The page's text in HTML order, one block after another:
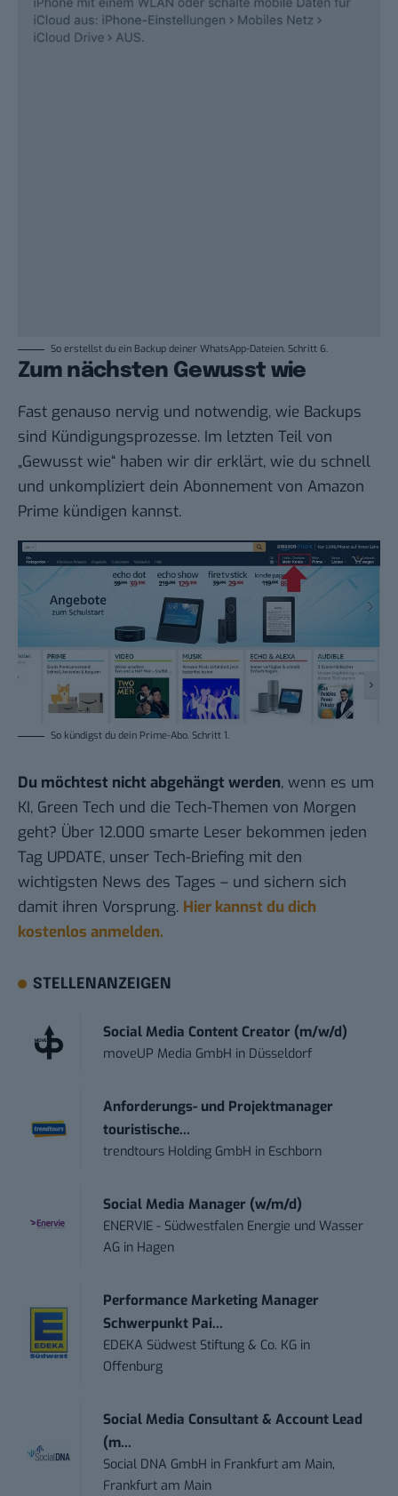
So erstellst du ein Backup deiner WhatsApp-Dateien. Schritt 6.
Zum nächsten Gewusst wie
Fast genauso nervig und notwendig, wie Backups
sind Kündigungsprozesse. Im letzten Teil von
„Gewusst wie“ haben wir dir erklärt, wie du schnell
und unkompliziert dein Abonnement von Amazon
Prime kündigen kannst.
So kündigst du dein Prime-Abo. Schritt 1.
Du möchtest nicht abgehängt werden, wenn es um
KI, Green Tech und die Tech-Themen von Morgen
geht? Über 12.000 smarte Leser bekommen jeden
Tag UPDATE, unser Tech-Briefing mit den
wichtigsten News des Tages – und sichern sich
damit ihren Vorsprung. Hier kannst du dich
kostenlos anmelden.
STELLENANZEIGEN
Social Media Content Creator (m/w/d)
moveUP Media GmbH in Düsseldorf
Anforderungs- und Projektmanager
touristische...
trendtours Holding GmbH in Eschborn
Social Media Manager (w/m/d)
ENERVIE - Südwestfalen Energie und Wasser
AG in Hagen
Performance Marketing Manager
Schwerpunkt Pai...
EDEKA Südwest Stiftung & Co. KG in
Offenburg
Social Media Consultant & Account Lead
(m...
Social DNA GmbH in Frankfurt am Main,
Frankfurt am Main